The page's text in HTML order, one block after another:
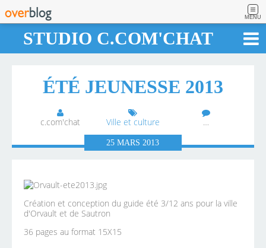
MENU
STUDIO C.COM'CHAT
ÉTÉ JEUNESSE 2013
c.com'chat Ville et culture …
25MARS2013
Création et conception du guide été 3/12 ans pour la ville
d'Orvault et de Sautron
36 pages au format 15X15